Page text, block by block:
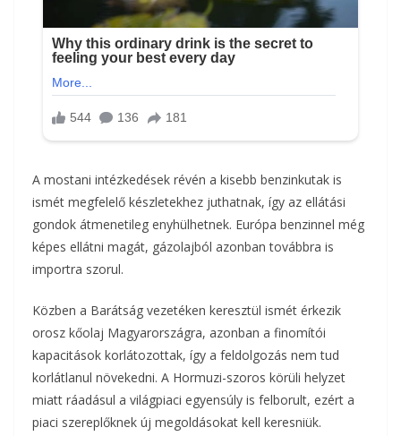
A mostani intézkedések révén a kisebb benzinkutak is
ismét megfelelő készletekhez juthatnak, így az ellátási
gondok átmenetileg enyhülhetnek. Európa benzinnel még
képes ellátni magát, gázolajból azonban továbbra is
importra szorul.
Közben a Barátság vezetéken keresztül ismét érkezik
orosz kőolaj Magyarországra, azonban a finomítói
kapacitások korlátozottak, így a feldolgozás nem tud
korlátlanul növekedni. A Hormuzi-szoros körüli helyzet
miatt ráadásul a világpiaci egyensúly is felborult, ezért a
piaci szereplőknek új megoldásokat kell keresniük.